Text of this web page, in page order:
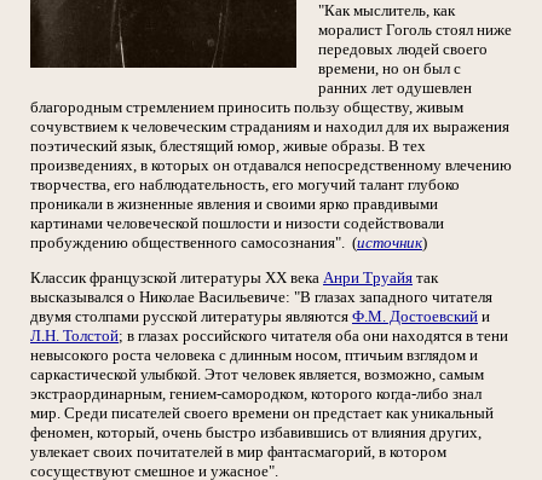
"Как мыслитель, как
моралист Гоголь стоял ниже
передовых людей своего
времени, но он был с
ранних лет одушевлен
благородным стремлением приносить пользу обществу, живым
сочувствием к человеческим страданиям и находил для их выражения
поэтический язык, блестящий юмор, живые образы. В тех
произведениях, в которых он отдавался непосредственному влечению
творчества, его наблюдательность, его могучий талант глубоко
проникали в жизненные явления и своими ярко правдивыми
картинами человеческой пошлости и низости содействовали
пробуждению общественного самосознания". (источник)
Классик французской литературы XX века Анри Труайя так
высказывался о Николае Васильевиче: "В глазах западного читателя
двумя столпами русской литературы являются Ф.М. Достоевский и
Л.Н. Толстой; в глазах российского читателя оба они находятся в тени
невысокого роста человека с длинным носом, птичьим взглядом и
саркастической улыбкой. Этот человек является, возможно, самым
экстраординарным, гением-самородком, которого когда-либо знал
мир. Среди писателей своего времени он предстает как уникальный
феномен, который, очень быстро избавившись от влияния других,
увлекает своих почитателей в мир фантасмагорий, в котором
сосуществуют смешное и ужасное".